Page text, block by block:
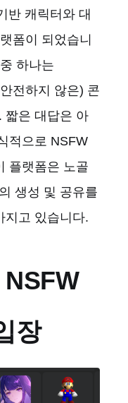
반 캐릭터와 대
폼이 되었습니
하나는
전하지 않은) 콘
짧은 대답은 아
적으로 NSFW
플랫폼은 노골
생성 및 공유를
지고 있습니다.
장